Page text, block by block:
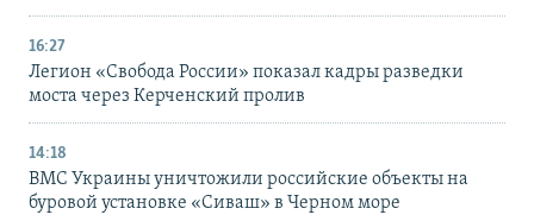
16:27
Легион «Свобода России» показал кадры разведки
моста через Керченский пролив
14:18
ВМС Украины уничтожили российские объекты на
буровой установке «Сиваш» в Черном море